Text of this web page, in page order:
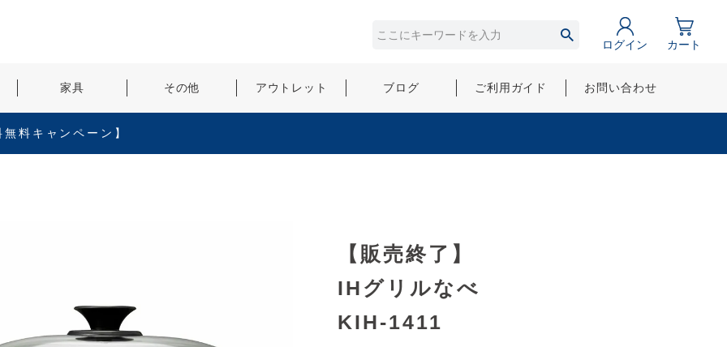
ログイン カート
家具 その他 アウトレット ブログ ご利用ガイド お問い合わせ
料キャンペーン】
【販売終了】
IHグリルなべ
KIH-1411